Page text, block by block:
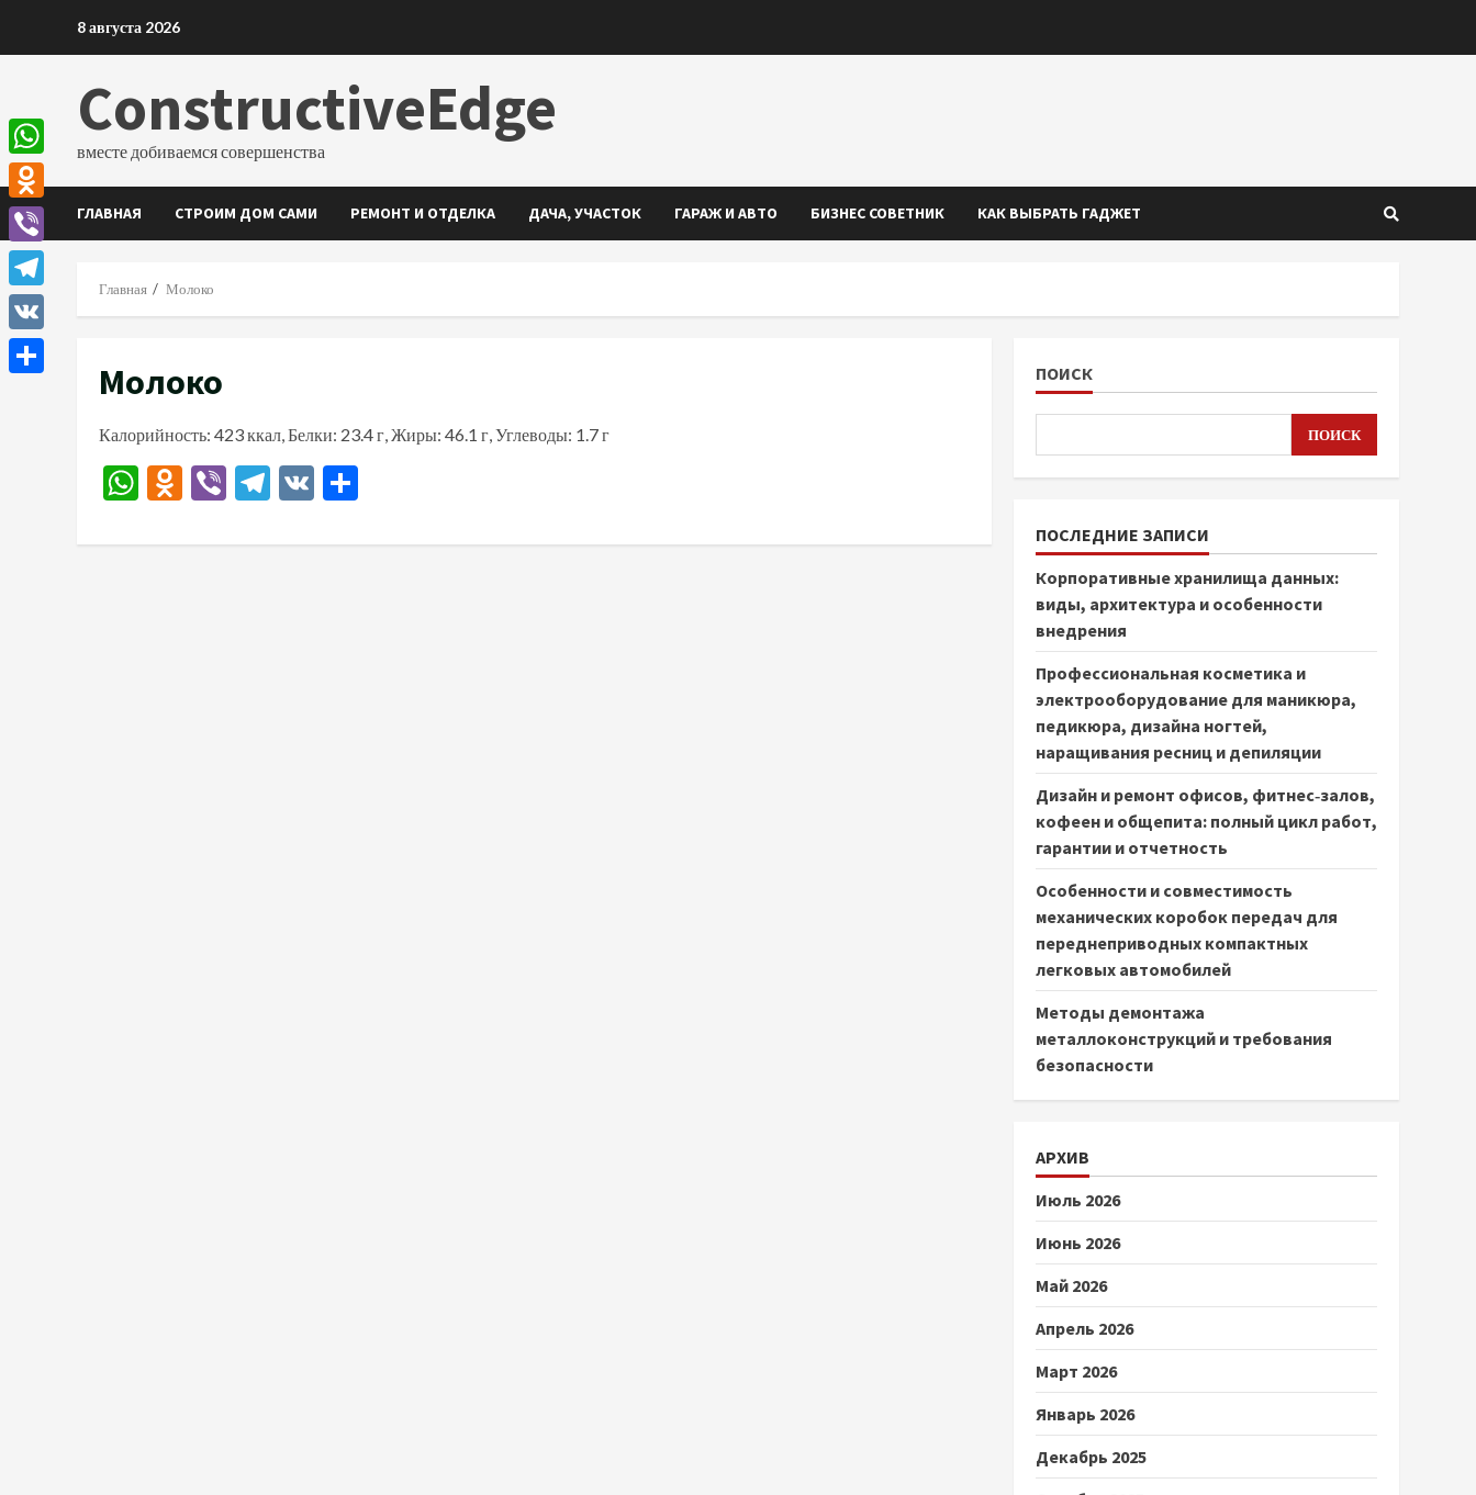
8 августа 2026
ConstructiveEdge
вместе добиваемся совершенства
ГЛАВНАЯ СТРОИМ ДОМ САМИ РЕМОНТ И ОТДЕЛКА ДАЧА, УЧАСТОК ГАРАЖ И АВТО БИЗНЕС СОВЕТНИК КАК ВЫБРАТЬ ГАДЖЕТ
Главная Молоко
Молоко
Калорийность: 423 ккал, Белки: 23.4 г, Жиры: 46.1 г, Углеводы: 1.7 г
WhatsApp
Odnoklassniki
ViberTelegram
VK
ПОИСК
ПОИСК
ПОСЛЕДНИЕ ЗАПИСИ
Корпоративные хранилища данных:
виды, архитектура и особенности
внедрения
Профессиональная косметика и
электрооборудование для маникюра,
педикюра, дизайна ногтей,
наращивания ресниц и депиляции
Дизайн и ремонт офисов, фитнес‑залов,
кофеен и общепита: полный цикл работ,
гарантии и отчетность
Особенности и совместимость
механических коробок передач для
переднеприводных компактных
легковых автомобилей
Методы демонтажа
металлоконструкций и требования
безопасности
АРХИВ
Июль 2026
Июнь 2026
Май 2026
Апрель 2026
Март 2026
Январь 2026
Декабрь 2025
WhatsApp
Odnoklassniki
Viber
Telegram
VK